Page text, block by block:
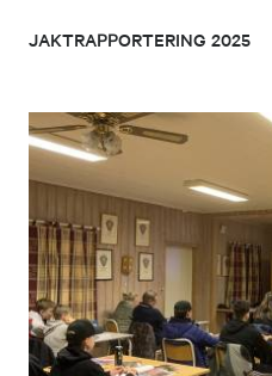
JAKTRAPPORTERING 2025